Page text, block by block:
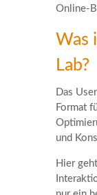
Online-
Was
Lab?
Das
Format
und
Hier